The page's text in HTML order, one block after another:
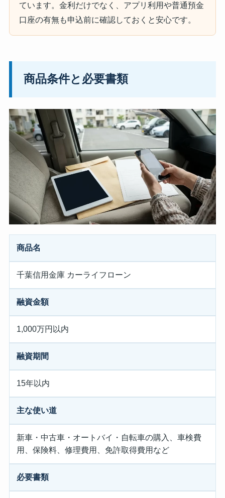
ています。金利だけでなく、アプリ利用や普通預金
口座の有無も申込前に確認しておくと安心です。
商品条件と必要書類
商品名
千葉信用金庫 カーライフローン
融資金額
1,000万円以内
融資期間
15年以内
主な使い道
新車・中古車・オートバイ・自転車の購入、車検費
用、保険料、修理費用、免許取得費用など
必要書類